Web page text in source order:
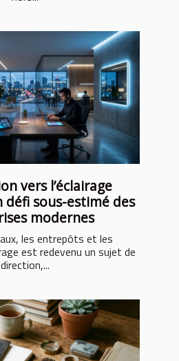
vers l’éclairage
sous-estimé des
modernes
les entrepôts et les
est redevenu un sujet de
direction,...